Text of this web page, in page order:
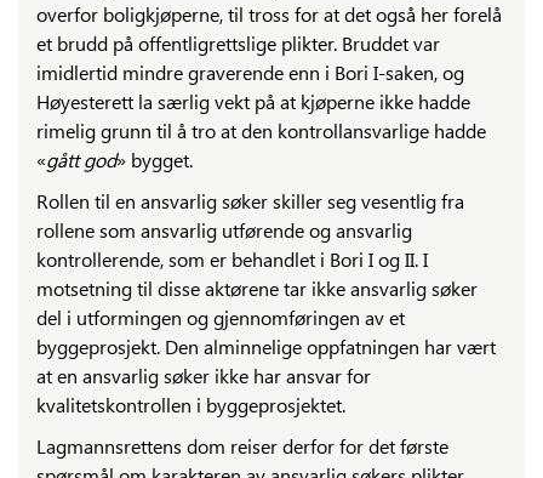
overfor boligkjøperne, til tross for at det også her forelå
et brudd på offentligrettslige plikter. Bruddet var
imidlertid mindre graverende enn i Bori I-saken, og
Høyesterett la særlig vekt på at kjøperne ikke hadde
rimelig grunn til å tro at den kontrollansvarlige hadde
«gått god» bygget.
Rollen til en ansvarlig søker skiller seg vesentlig fra
rollene som ansvarlig utførende og ansvarlig
kontrollerende, som er behandlet i Bori I og II. I
motsetning til disse aktørene tar ikke ansvarlig søker
del i utformingen og gjennomføringen av et
byggeprosjekt. Den alminnelige oppfatningen har vært
at en ansvarlig søker ikke har ansvar for
kvalitetskontrollen i byggeprosjektet.
Lagmannsrettens dom reiser derfor for det første